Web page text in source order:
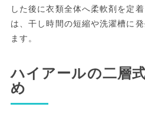
した後に衣類全体へ柔軟剤を定
は、干し時間の短縮や洗濯槽に
ます。
ハイアールの二層
め